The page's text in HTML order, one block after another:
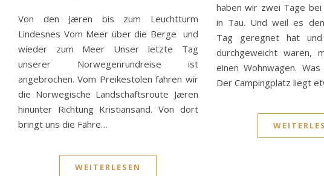
Von den Jæren bis zum Leuchtturm
Lindesnes Vom Meer über die Berge und
wieder zum Meer Unser letzte Tag
unserer Norwegenrundreise ist
angebrochen. Vom Preikestolen fahren wir
die Norwegische Landschaftsroute Jæren
hinunter Richtung Kristiansand. Von dort
bringt uns die Fähre…
WEITERLESEN
haben wir zwei Tage bei
in Tau. Und weil es
Tag geregnet hat
durchgeweicht waren,
einen Wohnwagen.
Der Campingplatz liegt